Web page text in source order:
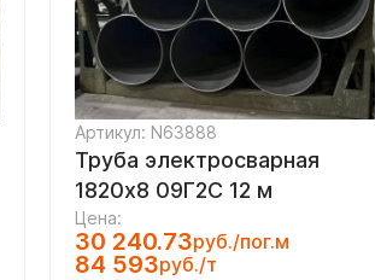
Артикул: N63888
Труба электросварная
1820х8 09Г2С 12 м
Цена:
30 240.73руб./пог.м
84 593руб./т